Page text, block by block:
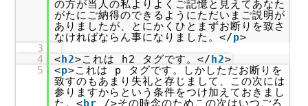
の方が当人の私よりよくご記憶と見えてあなた
がたにご納得のできるようにただいまご説明が
ありましたが、とにかくひとまずお断りを致さ
なければならん事になりました。</p>
3
4
<h2>これは h2 タグです。</h2>
5
<p>これは p タグです。しかしただお断りを
致すのもあまり失礼と存じまして、この次には
参りますからという条件をつけ加えておきまし
た。<br
/>その時念のためこの次はいつごろ